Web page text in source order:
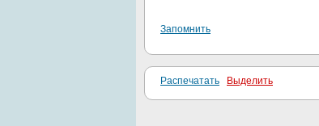
Запомнить
Распечатать Выделить